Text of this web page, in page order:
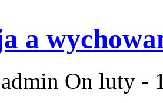
a
On luty -